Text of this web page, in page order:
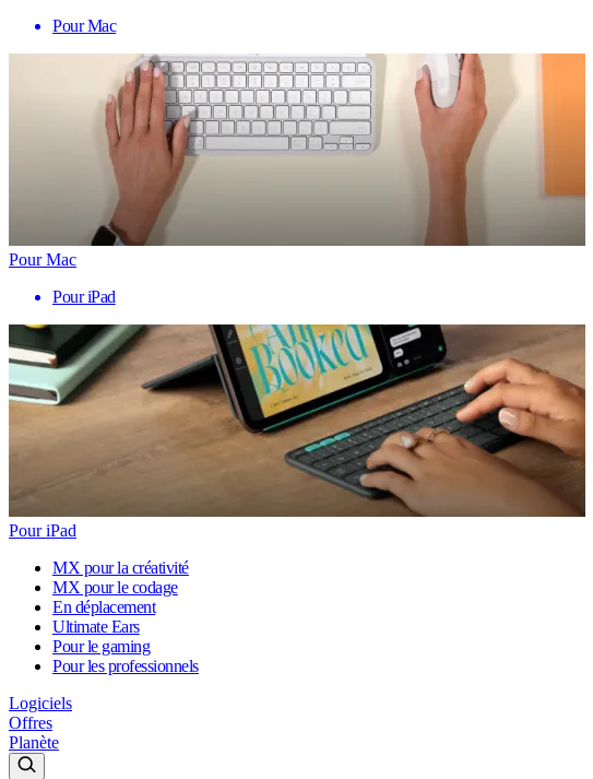
Pour Mac
Pour Mac
Pour iPad
Pour iPad
MX pour la créativité
MX pour le codage
En déplacement
Ultimate Ears
Pour le gaming
Pour les professionnels
Logiciels
Offres
Planète